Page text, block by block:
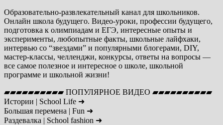
Образовательно-развлекательный канал для школьников.
Онлайн школа будущего. Видео-уроки, профессии будущего,
подготовка к олимпиадам и ЕГЭ, интересные опыты и
эксперименты, любопытные факты, школьные лайфхаки,
интервью со “звездами” и популярными блогерами, DIY,
мастер-классы, челленджи, конкурсы, ответы на вопросы —
все самое полезное и интересное о школе, школьной
программе и школьной жизни!
▰▰▰▰▰▰▰▰▰▰ ПОПУЛЯРНОЕ ВИДЕО ▰▰▰▰▰▰▰▰▰▰
Истории | School Life ➜
Большая перемена | Fun ➜
Раздевалка | School fashion ➜